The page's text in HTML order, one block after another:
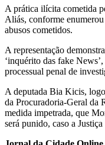
A prática ilícita cometida
Aliás, conforme
abusos cometidos.
A representação
‘inquérito das fake
processual penal de
A deputada Bia Kicis,
da Procuradoria-Geral da
medida impetrada, que
será punido, caso a